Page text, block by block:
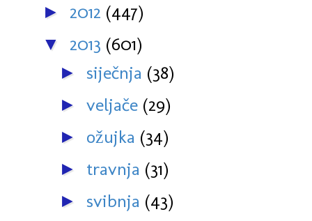
► 2012 (447)
▼ 2013 (601)
► siječnja (38)
► veljače (29)
► ožujka (34)
► travnja (31)
► svibnja (43)